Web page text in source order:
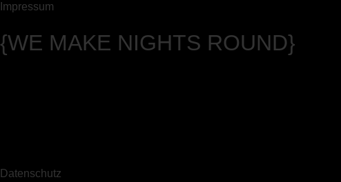
Impressum
{WE MAKE NIGHTS ROUND}
Datenschutz